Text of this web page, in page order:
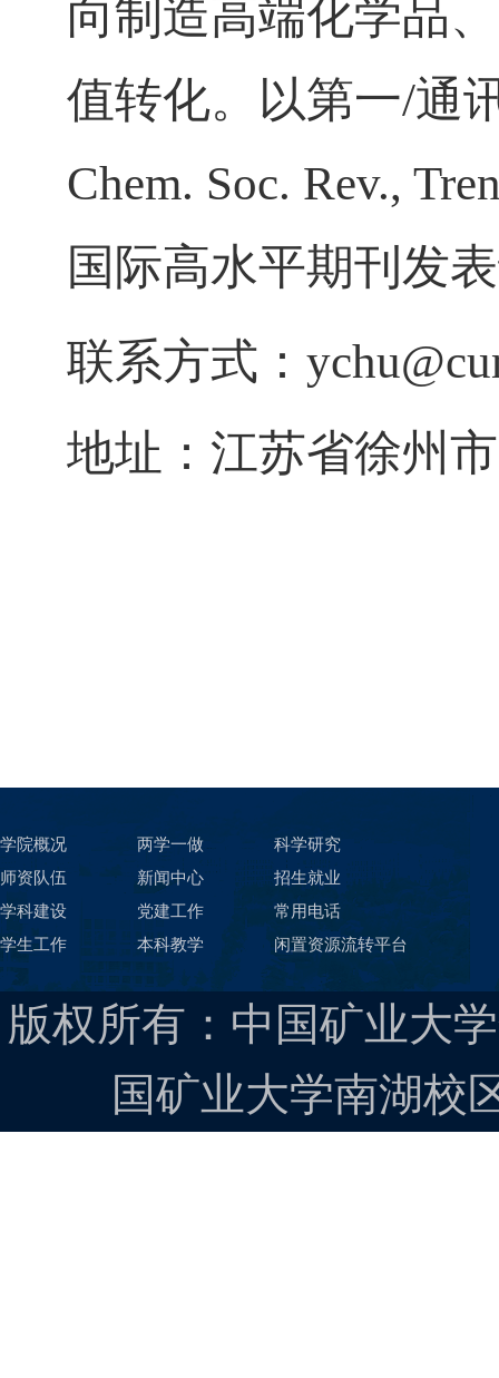
向制造高端化学品
值转化。以第一/通
Chem. Soc. Rev.,
国际高水平期刊发
联系方式：
地址：江苏省徐州
学院概况 两学一做
科学研究
师资队伍
新闻中心
招生就业
学科建设
党建工作
常用电话
学生工作
本科教学 闲置资源流转平台
版权所有：中国矿业大
国矿业大学南湖校